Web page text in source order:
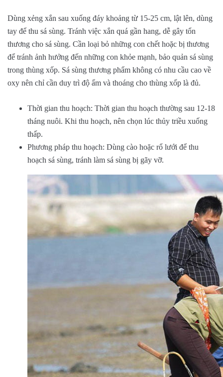
Dùng xẻng xắn sau xuống đáy khoảng từ 15-25 cm, lật lên, dùng
tay để thu sá sùng. Tránh việc xắn quá gần hang, dễ gây tổn
thương cho sá sùng. Cần loại bỏ những con chết hoặc bị thương
để tránh ảnh hưởng đến những con khỏe mạnh, bảo quản sá sùng
trong thùng xốp. Sá sùng thương phẩm không có nhu cầu cao về
oxy nên chỉ cần duy trì độ ẩm và thoáng cho thùng xốp là đủ.
Thời gian thu hoạch: Thời gian thu hoạch thường sau 12-18
tháng nuôi. Khi thu hoạch, nên chọn lúc thủy triều xuống
thấp.
Phương pháp thu hoạch: Dùng cào hoặc rổ lưới để thu
hoạch sá sùng, tránh làm sá sùng bị gãy vỡ.